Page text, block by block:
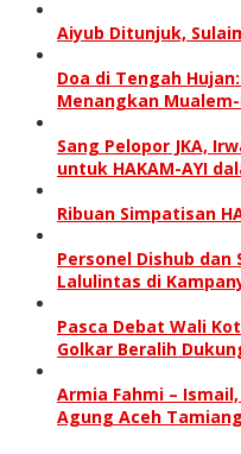
Aiyub Ditunjuk,
Doa di Tengah
Menangkan Mualem-
Sang Pelopor JKA,
untuk HAKAM-AYI
Ribuan Simpatisan
Personel Dishub
Lalulintas di
Pasca Debat Wali
Golkar Beralih
Armia Fahmi –
Agung Aceh Tamiang